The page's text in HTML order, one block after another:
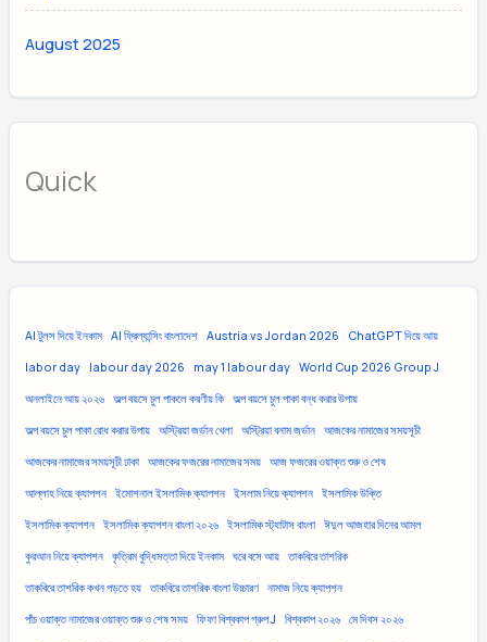
August 2025
Quick
AI টুলস দিয়ে ইনকাম AI ফ্রিল্যান্সিং বাংলাদেশ Austria vs Jordan 2026 ChatGPT দিয়ে আয়
labor day labour day 2026 may 1 labour day World Cup 2026 Group J
অনলাইনে আয় ২০২৬ অল্প বয়সে চুল পাকলে করণীয় কি অল্প বয়সে চুল পাকা বন্ধ করার উপায়
অল্প বয়সে চুল পাকা রোধ করার উপায় অস্ট্রিয়া জর্ডান খেলা অস্ট্রিয়া বনাম জর্ডান আজকের নামাজের সময়সূচী
আজকের নামাজের সময়সূচী ঢাকা আজকের ফজরের নামাজের সময় আজ ফজরের ওয়াক্ত শুরু ও শেষ
আল্লাহ নিয়ে ক্যাপশন ইমোশনাল ইসলামিক ক্যাপশন ইসলাম নিয়ে ক্যাপশন ইসলামিক উক্তি
ইসলামিক ক্যাপশন ইসলামিক ক্যাপশন বাংলা ২০২৬ ইসলামিক স্ট্যাটাস বাংলা ঈদুল আজহার দিনের আমল
কুরআন নিয়ে ক্যাপশন কৃত্রিম বুদ্ধিমত্তা দিয়ে ইনকাম ঘরে বসে আয় তাকবিরে তাশরিক
তাকবিরে তাশরিক কখন পড়তে হয় তাকবিরে তাশরিক বাংলা উচ্চারণ নামাজ নিয়ে ক্যাপশন
পাঁচ ওয়াক্ত নামাজের ওয়াক্ত শুরু ও শেষ সময় ফিফা বিশ্বকাপ গ্রুপ J বিশ্বকাপ ২০২৬ মে দিবস ২০২৬